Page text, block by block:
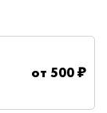
от500₽